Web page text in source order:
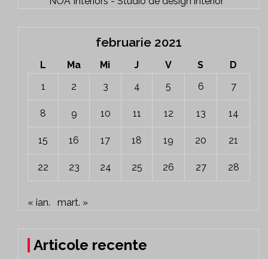
februarie 2021
L Ma Mi J V S
D
1
2 3 4 5 6 7
8 9 10 11 12 13 14
15 16 17 18 19 20 21
22 23 24 25 26 27 28
« ian. mart. »
Articole recente